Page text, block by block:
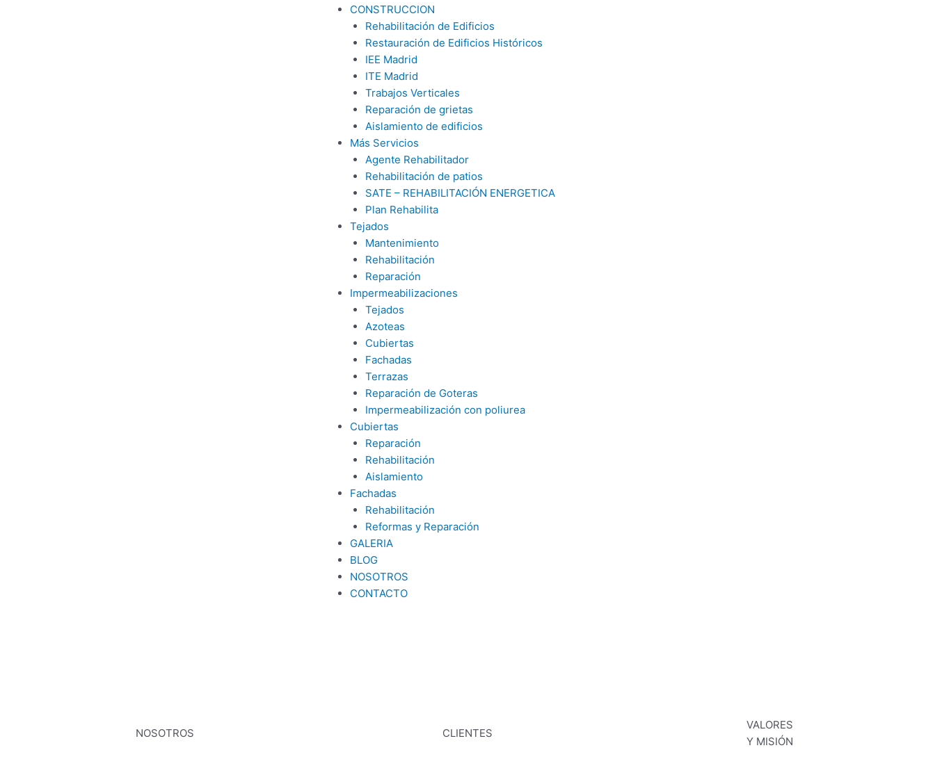
CONSTRUCCION
Rehabilitación de Edificios
Restauración de Edificios Históricos
IEE Madrid
ITE Madrid
Trabajos Verticales
Reparación de grietas
Aislamiento de edificios
Más Servicios
Agente Rehabilitador
Rehabilitación de patios
SATE – REHABILITACIÓN ENERGETICA
Plan Rehabilita
Tejados
Mantenimiento
Rehabilitación
Reparación
Impermeabilizaciones
Tejados
Azoteas
Cubiertas
Fachadas
Terrazas
Reparación de Goteras
Impermeabilización con poliurea
Cubiertas
Reparación
Rehabilitación
Aislamiento
Fachadas
Rehabilitación
Reformas y Reparación
GALERIA
BLOG
NOSOTROS
CONTACTO
NOSOTROS CLIENTES
VALORES
Y MISIÓN